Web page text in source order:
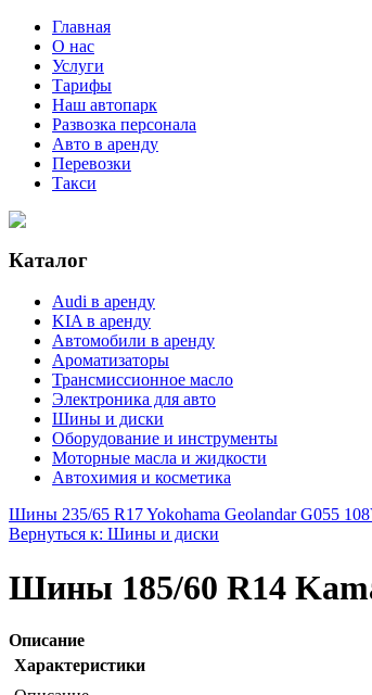
Главная
О нас
Услуги
Тарифы
Наш автопарк
Развозка персонала
Авто в аренду
Перевозки
Такси
Каталог
Audi в аренду
KIA в аренду
Автомобили в аренду
Ароматизаторы
Трансмиссионное масло
Электроника для авто
Шины и диски
Оборудование и инструменты
Моторные масла и жидкости
Автохимия и косметика
Шины 235/65 R17 Yokohama Geolandar G055
Вернуться к: Шины и диски
Шины 185/60 R14
Описание
Характеристики